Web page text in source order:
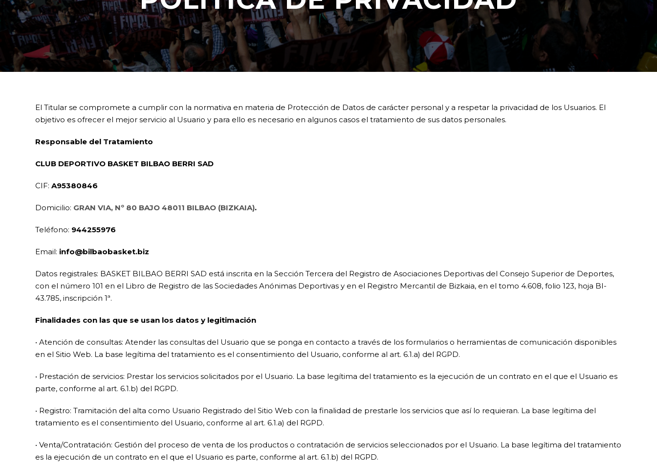
El Titular se compromete a cumplir con la normativa en materia de Protección de Datos de carácter personal y a respetar la privacidad de los Usuarios. El
objetivo es ofrecer el mejor servicio al Usuario y para ello es necesario en algunos casos el tratamiento de sus datos personales.
Responsable del Tratamiento
CLUB DEPORTIVO BASKET BILBAO BERRI SAD
CIF: A95380846
Domicilio: GRAN VIA, Nº 80 BAJO 48011 BILBAO (BIZKAIA).
Teléfono: 944255976
Email: info@bilbaobasket.biz
Datos registrales: BASKET BILBAO BERRI SAD está inscrita en la Sección Tercera del Registro de Asociaciones Deportivas del Consejo Superior de Deportes,
con el número 101 en el Libro de Registro de las Sociedades Anónimas Deportivas y en el Registro Mercantil de Bizkaia, en el tomo 4.608, folio 123, hoja BI-
43.785, inscripción 1ª.
Finalidades con las que se usan los datos y legitimación
• Atención de consultas: Atender las consultas del Usuario que se ponga en contacto a través de los formularios o herramientas de comunicación disponibles
en el Sitio Web. La base legítima del tratamiento es el consentimiento del Usuario, conforme al art. 6.1.a) del RGPD.
• Prestación de servicios: Prestar los servicios solicitados por el Usuario. La base legítima del tratamiento es la ejecución de un contrato en el que el Usuario es
parte, conforme al art. 6.1.b) del RGPD.
• Registro: Tramitación del alta como Usuario Registrado del Sitio Web con la finalidad de prestarle los servicios que así lo requieran. La base legítima del
tratamiento es el consentimiento del Usuario, conforme al art. 6.1.a) del RGPD.
• Venta/Contratación: Gestión del proceso de venta de los productos o contratación de servicios seleccionados por el Usuario. La base legítima del tratamiento
es la ejecución de un contrato en el que el Usuario es parte, conforme al art. 6.1.b) del RGPD.